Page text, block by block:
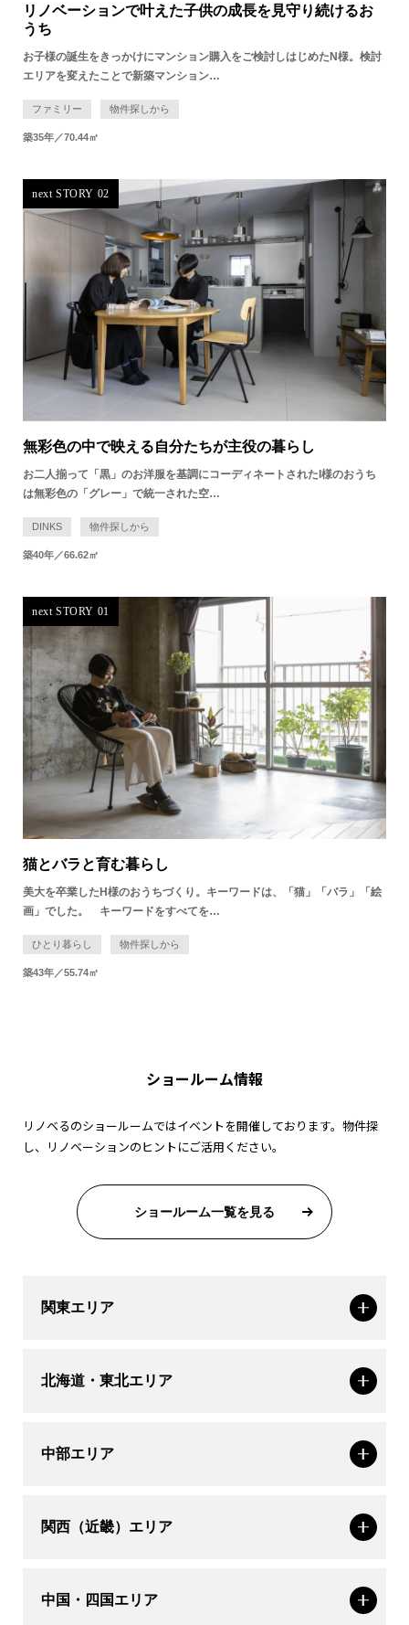
リノベーションで叶えた子供の成長を見守り続けるお
うち
お子様の誕生をきっかけにマンション購入をご検討しはじめたN様。検討
エリアを変えたことで新築マンション…
ファミリー 物件探しから
築35年 ／70.44㎡
next STORY 02
無彩色の中で映える自分たちが主役の暮らし
お二人揃って「黒」のお洋服を基調にコーディネートされたI様のおうち
は無彩色の「グレー」で統一された空…
DINKS 物件探しから
築40年 ／66.62㎡
next STORY 01
猫とバラと育む暮らし
美大を卒業したH様のおうちづくり。キーワードは、「猫」「バラ」「絵
画」でした。 キーワードをすべてを…
ひとり暮らし 物件探しから
築43年／55.74㎡
ショールーム情報
リノベるのショールームではイベントを開催しております。物件探
し、リノベーションのヒントにご活用ください。
ショールーム一覧を見る
関東エリア
北海道・東北エリア
中部エリア
関西（近畿）エリア
中国・四国エリア